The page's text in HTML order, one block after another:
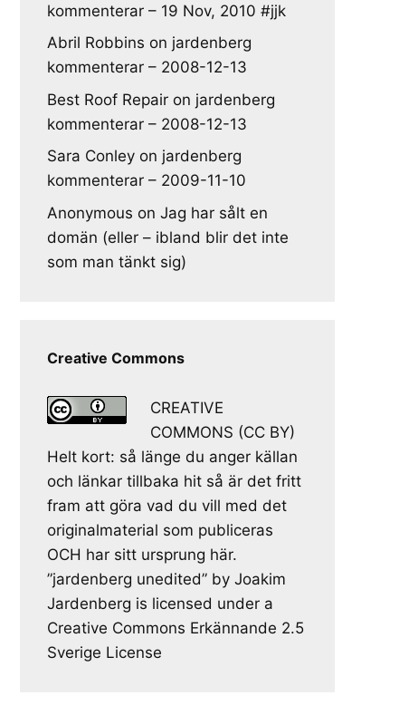
kommenterar – 19 Nov, 2010 #jjk
Abril Robbins on jardenberg
kommenterar – 2008-12-13
Best Roof Repair on jardenberg
kommenterar – 2008-12-13
Sara Conley on jardenberg
kommenterar – 2009-11-10
Anonymous on Jag har sålt en
domän (eller – ibland blir det inte
som man tänkt sig)
Creative Commons
CREATIVE
COMMONS (CC BY)
Helt kort: så länge du anger källan
och länkar tillbaka hit så är det fritt
fram att göra vad du vill med det
originalmaterial som publiceras
OCH har sitt ursprung här.
”jardenberg unedited” by Joakim
Jardenberg is licensed under a
Creative Commons Erkännande 2.5
Sverige License